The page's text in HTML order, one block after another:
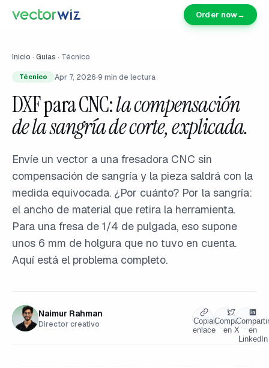
Order now→
Inicio · Guías · Técnico
Técnico Apr 7, 2026·9 min de lectura
DXF para CNC:la compensación
de la sangría de corte, explicada.
Envíe un vector a una fresadora CNC sin
compensación de sangría y la pieza saldrá con la
medida equivocada. ¿Por cuánto? Por la sangría:
el ancho de material que retira la herramienta.
Para una fresa de 1/4 de pulgada, eso supone
unos 6 mm de holgura que no tuvo en cuenta.
Aquí está el problema completo.
Naimur Rahman
Director creativo
Copiar
enlace
Compartir
en X
Compartir
en
LinkedIn